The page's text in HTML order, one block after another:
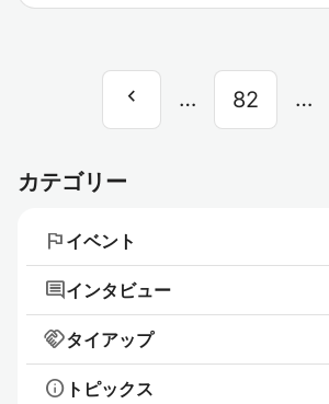
chevron_left … 82 …
カテゴリー
flag イベント
commentインタビュー
handshakeタイアップ
info トピックス